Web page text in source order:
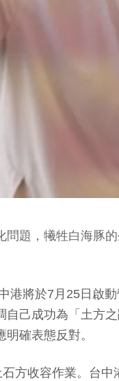
題，犧牲白海豚
港將於7月25日啟
己成功為「土方
確表態反對。
方收容作業。台